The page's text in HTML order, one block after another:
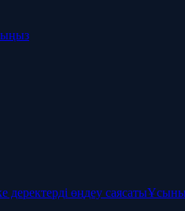
деректерді өңдеу саясаты